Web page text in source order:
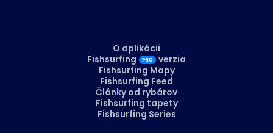
O aplikácii
Fishsurfing
verzia
Fishsurfing Mapy
Fishsurfing Feed
Články od rybárov
Fishsurfing tapety
Fishsurfing Series